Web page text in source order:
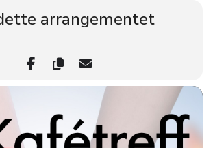
eller ikke vil komme alene ta kontakt med oss på
arrangementet